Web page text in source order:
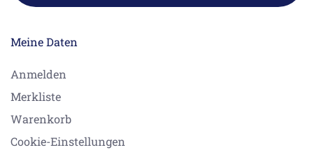
Meine Daten
Anmelden
Merkliste
Warenkorb
Cookie-Einstellungen